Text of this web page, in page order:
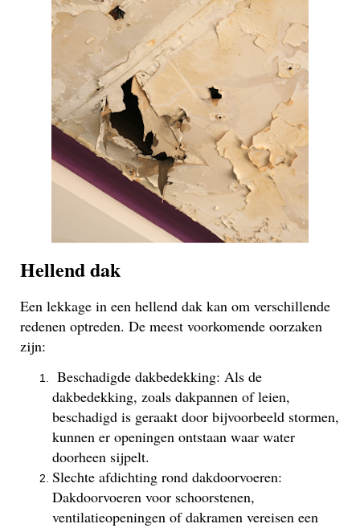
Hellend dak
Een lekkage in een hellend dak kan om verschillende
redenen optreden. De meest voorkomende oorzaken
zijn:
Beschadigde dakbedekking: Als de
dakbedekking, zoals dakpannen of leien,
beschadigd is geraakt door bijvoorbeeld stormen,
kunnen er openingen ontstaan waar water
doorheen sijpelt.
Slechte afdichting rond dakdoorvoeren:
Dakdoorvoeren voor schoorstenen,
ventilatieopeningen of dakramen vereisen een